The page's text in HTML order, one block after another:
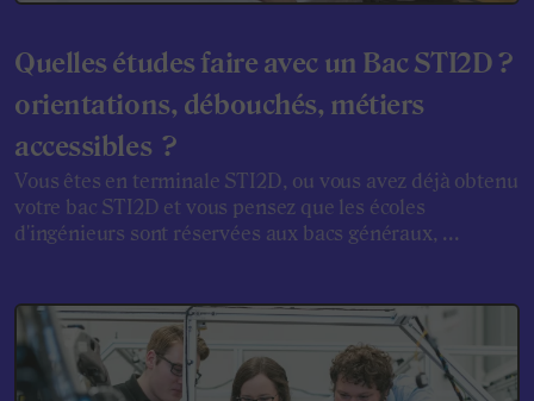
Quelles études faire avec un Bac STI2D ?
orientations, débouchés, métiers
accessibles ?
Vous êtes en terminale STI2D, ou vous avez déjà obtenu
votre bac STI2D et vous pensez que les écoles
d'ingénieurs sont réservées aux bacs généraux, ...